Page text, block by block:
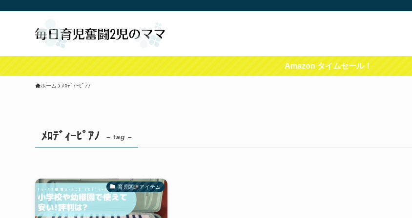
Amazon タイムセール！
ホーム ﾒﾛﾃﾞｨｰﾋﾟｱﾉ
ﾒﾛﾃﾞｨｰﾋﾟｱﾉ – tag –
育児関連アイテム